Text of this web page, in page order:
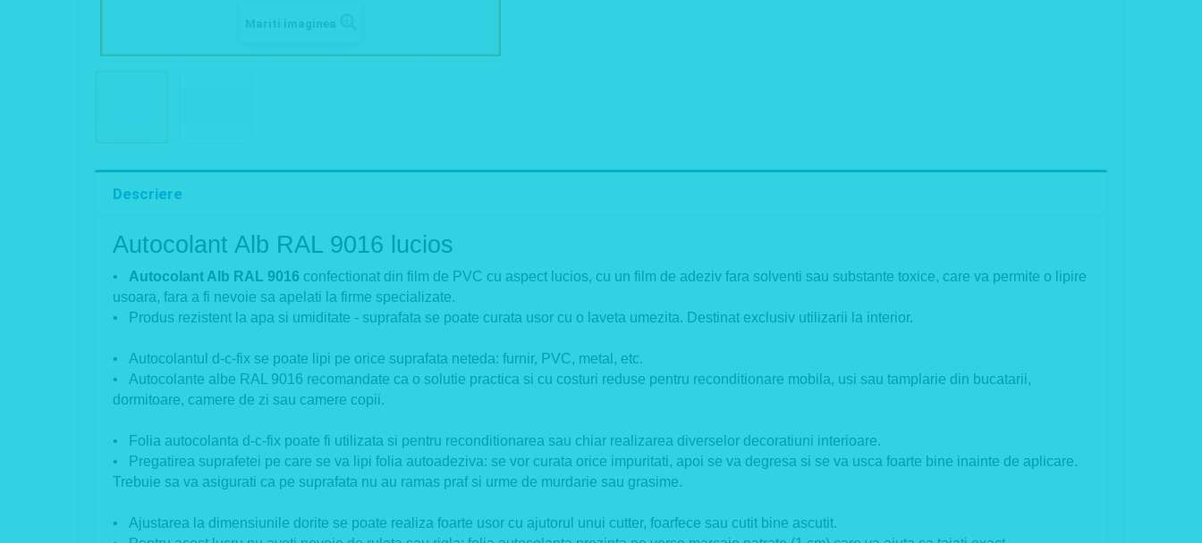
Mariti imaginea
Descriere
Autocolant Alb RAL 9016 lucios
• Autocolant Alb RAL 9016 confectionat din film de PVC cu aspect lucios, cu un film de adeziv fara solventi sau substante toxice, care va permite o lipire
usoara, fara a fi nevoie sa apelati la firme specializate.
• Produs rezistent la apa si umiditate - suprafata se poate curata usor cu o laveta umezita. Destinat exclusiv utilizarii la interior.
• Autocolantul d-c-fix se poate lipi pe orice suprafata neteda: furnir, PVC, metal, etc.
• Autocolante albe RAL 9016 recomandate ca o solutie practica si cu costuri reduse pentru reconditionare mobila, usi sau tamplarie din bucatarii,
dormitoare, camere de zi sau camere copii.
• Folia autocolanta d-c-fix poate fi utilizata si pentru reconditionarea sau chiar realizarea diverselor decoratiuni interioare.
• Pregatirea suprafetei pe care se va lipi folia autoadeziva: se vor curata orice impuritati, apoi se va degresa si se va usca foarte bine inainte de aplicare.
Trebuie sa va asigurati ca pe suprafata nu au ramas praf si urme de murdarie sau grasime.
• Ajustarea la dimensiunile dorite se poate realiza foarte usor cu ajutorul unui cutter, foarfece sau cutit bine ascutit.